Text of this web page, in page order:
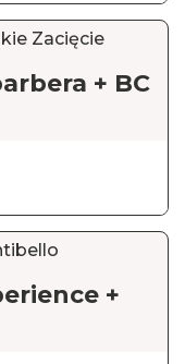
Zacięcie
+ BC
+